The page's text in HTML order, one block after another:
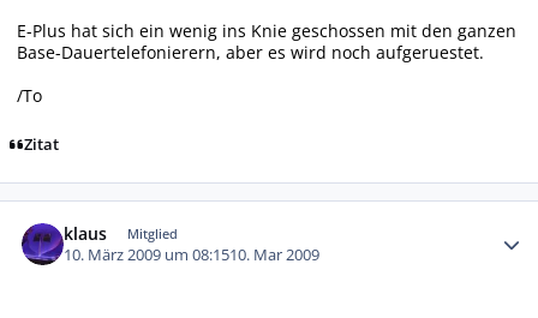
E-Plus hat sich ein wenig ins Knie geschossen mit den ganzen
Base-Dauertelefonierern, aber es wird noch aufgeruestet.
/To
Zitat
klaus Mitglied
10. März 2009 um 08:1510. Mar 2009